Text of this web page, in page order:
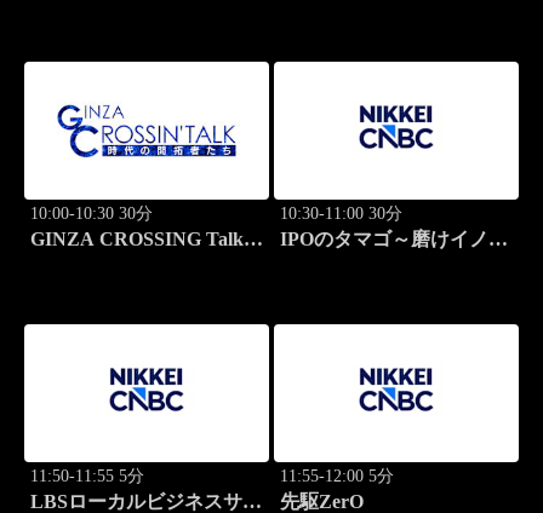
10:00-10:30 30分
GINZA CROSSING Talk
10:30-11:00 30分
IPOのタマゴ～磨けイノベ
11:50-11:55 5分
LBSローカルビジネスサテ
11:55-12:00 5分
先駆ZerO